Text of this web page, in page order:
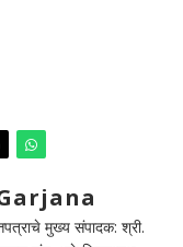
मुख्य संपादक: श्री.